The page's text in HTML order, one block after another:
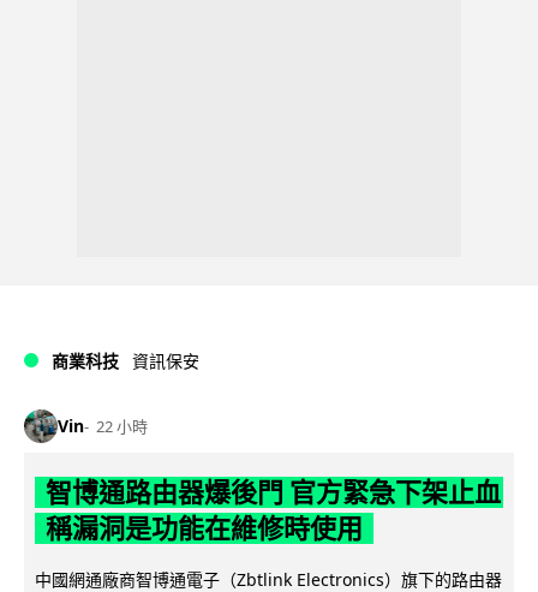
商業科技 資訊保安
Vin 22 小時
智博通路由器爆後門 官方緊急下架止血
稱漏洞是功能在維修時使用
中國網通廠商智博通電子（Zbtlink Electronics）旗下的路由器